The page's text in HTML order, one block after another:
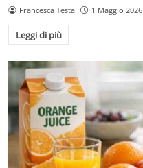
Francesca Testa 1 Maggio 2026
Leggi di più